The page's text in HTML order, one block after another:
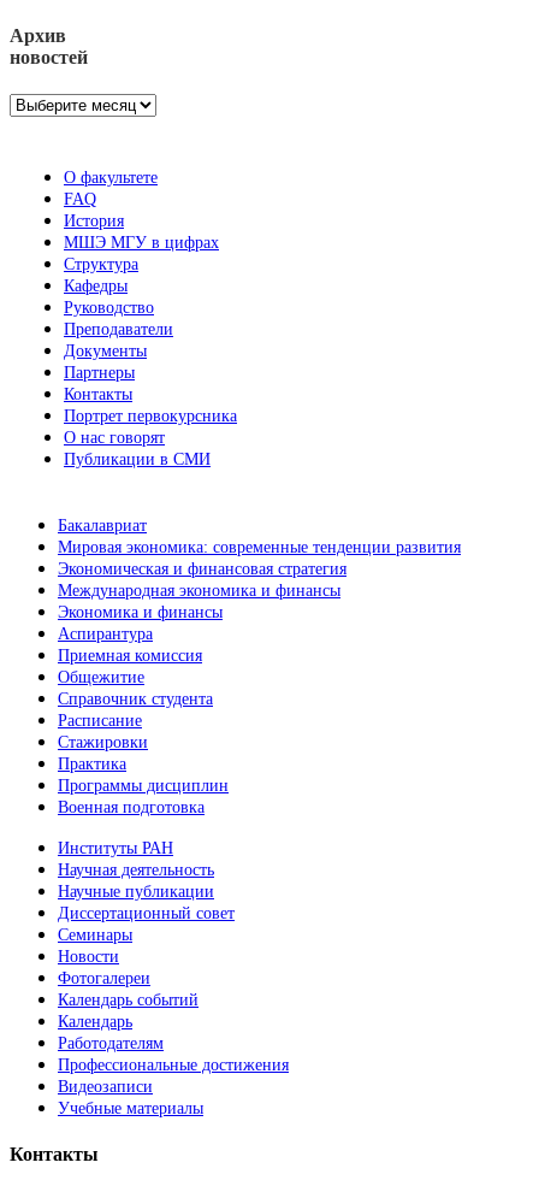
Архив
новостей
Архив
О факультете
FAQ
История
МШЭ МГУ в цифрах
Структура
Кафедры
Руководство
Преподаватели
Документы
Партнеры
Контакты
Портрет первокурсника
О нас говорят
Публикации в СМИ
Бакалавриат
Мировая экономика: современные тенденции развития
Экономическая и финансовая стратегия
Международная экономика и финансы
Экономика и финансы
Аспирантура
Приемная комиссия
Общежитие
Справочник студента
Расписание
Стажировки
Практика
Программы дисциплин
Военная подготовка
Институты РАН
Научная деятельность
Научные публикации
Диссертационный совет
Семинары
Новости
Фотогалереи
Календарь событий
Календарь
Работодателям
Профессиональные достижения
Видеозаписи
Учебные материалы
Контакты